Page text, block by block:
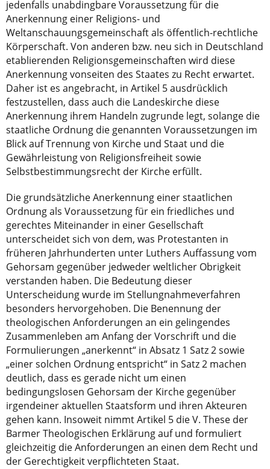
jedenfalls unabdingbare Voraussetzung für die
Anerkennung einer Religions- und
Weltanschauungsgemeinschaft als öffentlich-rechtliche
Körperschaft. Von anderen bzw. neu sich in Deutschland
etablierenden Religionsgemeinschaften wird diese
Anerkennung vonseiten des Staates zu Recht erwartet.
Daher ist es angebracht, in Artikel 5 ausdrücklich
festzustellen, dass auch die Landeskirche diese
Anerkennung ihrem Handeln zugrunde legt, solange die
staatliche Ordnung die genannten Voraussetzungen im
Blick auf Trennung von Kirche und Staat und die
Gewährleistung von Religionsfreiheit sowie
Selbstbestimmungsrecht der Kirche erfüllt.
Die grundsätzliche Anerkennung einer staatlichen
Ordnung als Voraussetzung für ein friedliches und
gerechtes Miteinander in einer Gesellschaft
unterscheidet sich von dem, was Protestanten in
früheren Jahrhunderten unter Luthers Auffassung vom
Gehorsam gegenüber jedweder weltlicher Obrigkeit
verstanden haben. Die Bedeutung dieser
Unterscheidung wurde im Stellungnahmeverfahren
besonders hervorgehoben. Die Benennung der
theologischen Anforderungen an ein gelingendes
Zusammenleben am Anfang der Vorschrift und die
Formulierungen „anerkennt“ in Absatz 1 Satz 2 sowie
„einer solchen Ordnung entspricht“ in Satz 2 machen
deutlich, dass es gerade nicht um einen
bedingungslosen Gehorsam der Kirche gegenüber
irgendeiner aktuellen Staatsform und ihren Akteuren
gehen kann. Insoweit nimmt Artikel 5 die V. These der
Barmer Theologischen Erklärung auf und formuliert
gleichzeitig die Anforderungen an einen dem Recht und
der Gerechtigkeit verpflichteten Staat.